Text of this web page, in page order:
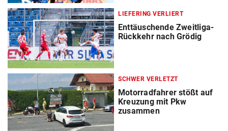
LIEFERING VERLIERT
Enttäuschende Zweitliga-
Rückkehr nach Grödig
SCHWER VERLETZT
Motorradfahrer stößt auf
Kreuzung mit Pkw
zusammen